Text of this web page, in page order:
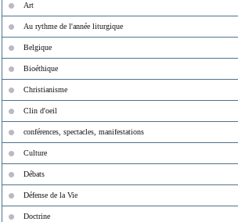
Art
Au rythme de l'année liturgique
Belgique
Bioéthique
Christianisme
Clin d'oeil
conférences, spectacles, manifestations
Culture
Débats
Défense de la Vie
Doctrine